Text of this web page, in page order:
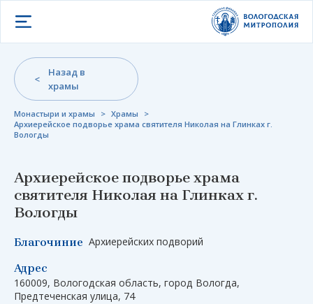
Открыть меню
Монастыри и храмы > Храмы
>
Архиерейское подворье храма святителя Николая на Глинках г.
Вологды
Назад в
храмы
Архиерейское подворье храма
святителя Николая на Глинках г.
Вологды
Благочиние Архиерейских подворий
Адрес
160009, Вологодская область, город Вологда,
Предтеченская улица, 74